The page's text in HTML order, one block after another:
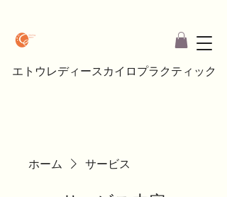
エトウレディースカイロプラクティック
ホーム サービス